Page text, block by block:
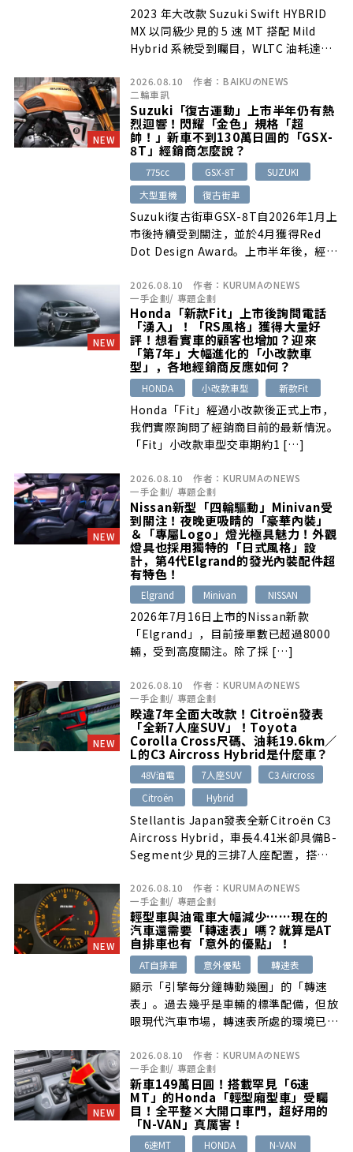
2023 年大改款 Suzuki Swift HYBRID
MX 以同級少見的 5 速 MT 搭配 Mild
Hybrid 系統受到矚目，WLTC 油耗達
配備；但後座空間與進出便利性仍有改善
空間。
NEW
2026.08.10 作者： BAIKUのNEWS
二輪車訊
Suzuki「復古運動」上市半年仍有熱
烈迴響！閃耀「金色」規格「超
帥！」新車不到130萬日圓的「GSX-
8T」經銷商怎麼說？
775cc GSX-8T
SUZUKI
大型重機
復古街車
Suzuki復古街車GSX-8T自2026年1月上
市後持續受到關注，並於4月獲得Red
Dot Design Award。上市半年後，經銷
度高，目前庫存也僅剩1輛。
NEW
2026.08.10 作者： KURUMAのNEWS
一手企劃/ 專題企劃
Honda「新款Fit」上市後詢問電話
「湧入」！「RS風格」獲得大量好
評！想看實車的顧客也增加？迎來
「第7年」大幅進化的「小改款車
型」，各地經銷商反應如何？
HONDA 小改款車型 新款Fit
Honda「Fit」經過小改款後正式上市，
我們實際詢問了經銷商目前的最新情況。
「Fit」小改款車型交車期約1 […]
NEW
2026.08.10 作者： KURUMAのNEWS
一手企劃/ 專題企劃
Nissan新型「四輪驅動」Minivan受
到關注！夜晚更吸睛的「豪華內裝」
＆「專屬Logo」燈光極具魅力！外觀
燈具也採用獨特的「日式風格」設
計，第4代Elgrand的發光內裝配件超
有特色！
Elgrand Minivan NISSAN
2026年7月16日上市的Nissan新款
「Elgrand」，目前接單數已超過8000
輛，受到高度關注。除了採 […]
NEW
2026.08.10 作者： KURUMAのNEWS
一手企劃/ 專題企劃
睽違7年全面大改款！Citroën發表
「全新7人座SUV」！Toyota
Corolla Cross尺碼、油耗19.6km／
L的C3 Aircross Hybrid是什麼車？
48V油電 7人座SUV
C3 Aircross
Citroën
Hybrid
Stellantis Japan發表全新Citroën C3
Aircross Hybrid，車長4.41米卻具備B-
Segment少見的三排7人座配置，搭載
輸出136PS，WLTC平均油耗達19.6km
／L。
NEW
2026.08.10 作者： KURUMAのNEWS
一手企劃/ 專題企劃
輕型車與油電車大幅減少……現在的
汽車還需要「轉速表」嗎？就算是AT
自排車也有「意外的優點」！
AT自排車 意外優點 轉速表
顯示「引擎每分鐘轉動幾圈」的「轉速
表」。過去幾乎是車輛的標準配備，但放
眼現代汽車市場，轉速表所處的環境已經
NEW
2026.08.10 作者： KURUMAのNEWS
一手企劃/ 專題企劃
新車149萬日圓！搭載罕見「6速
MT」的Honda「輕型廂型車」受矚
目！全平整×大開口車門，超好用的
「N-VAN」真厲害！
6速MT HONDA
N-VAN